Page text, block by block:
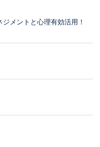
メントと心理有効活用！